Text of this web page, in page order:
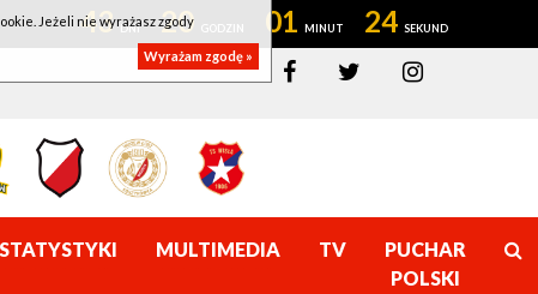
43 20 01 23
STATYSTYKI MULTIMEDIA TV
PUCHAR
POLSKI
Jeżeli nie wyrażasz zgody
Wyrażam zgodę »